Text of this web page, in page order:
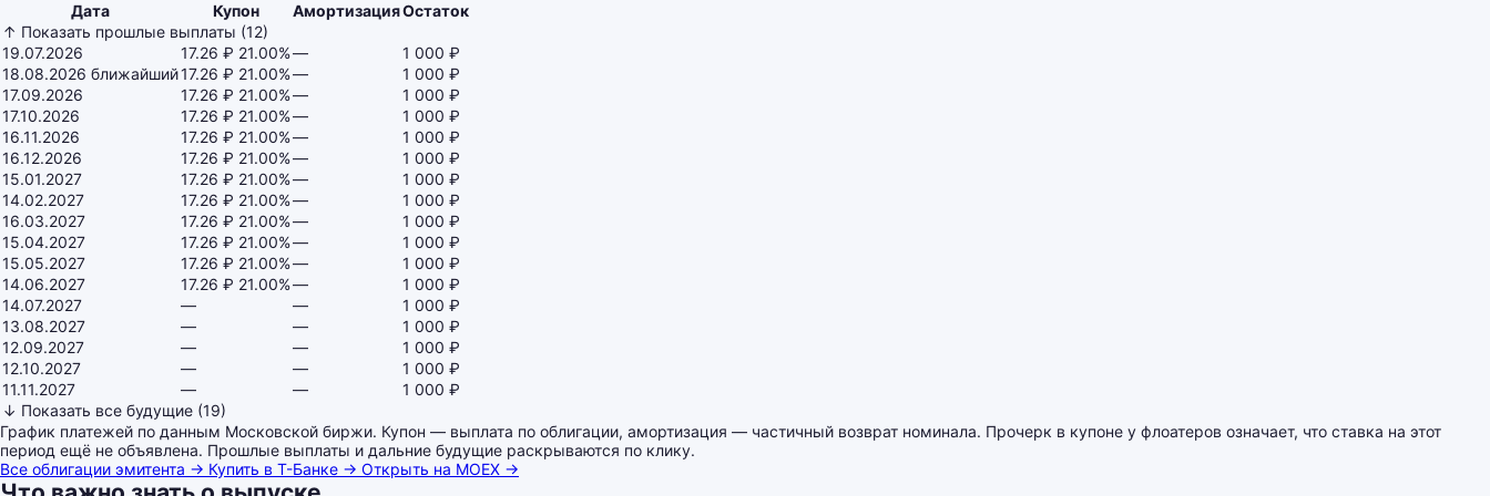
Дата Купон АмортизацияОстаток
↑ Показать прошлые выплаты (12)
19.07.2026
17.26 ₽ 21.00%—
1 000 ₽
18.08.2026 ближайший17.26 ₽ 21.00%—
1 000 ₽
17.09.2026
17.26 ₽ 21.00%—
1 000 ₽
17.10.2026
17.26 ₽ 21.00%—
1 000 ₽
16.11.2026
17.26 ₽ 21.00%—
1 000 ₽
16.12.2026
17.26 ₽ 21.00%—
1 000 ₽
15.01.2027
17.26 ₽ 21.00%—
1 000 ₽
14.02.2027
17.26 ₽ 21.00%—
1 000 ₽
16.03.2027
17.26 ₽ 21.00%—
1 000 ₽
15.04.2027
17.26 ₽ 21.00%—
1 000 ₽
15.05.2027
17.26 ₽ 21.00%—
1 000 ₽
14.06.2027
17.26 ₽ 21.00%—
1 000 ₽
14.07.2027
— —
1 000 ₽
13.08.2027
— —
1 000 ₽
12.09.2027
— —
1 000 ₽
12.10.2027
— —
1 000 ₽
11.11.2027
— —
1 000 ₽
↓ Показать все будущие (19)
График платежей по данным Московской биржи. Купон — выплата по облигации, амортизация — частичный возврат номинала. Прочерк в купоне у флоатеров означает, что ставка на этот
период ещё не объявлена. Прошлые выплаты и дальние будущие раскрываются по клику.
Все облигации эмитента → Купить в Т-Банке → Открыть на MOEX →